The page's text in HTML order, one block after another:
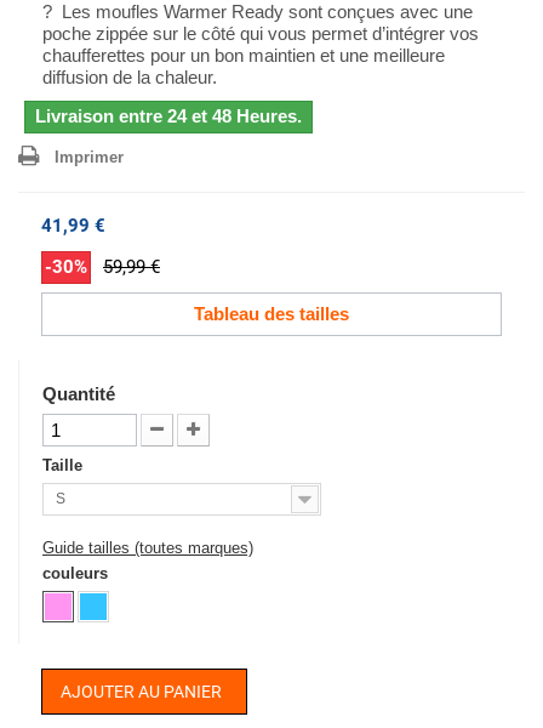
? Les moufles Warmer Ready sont conçues avec une
poche zippée sur le côté qui vous permet d’intégrer vos
chaufferettes pour un bon maintien et une meilleure
diffusion de la chaleur.
Livraison entre 24 et 48 Heures.
Imprimer
41,99 €
-30%
59,99 €
Tableau des tailles
Quantité
Taille
S
Guide tailles (toutes marques)
couleurs
AJOUTER AU PANIER